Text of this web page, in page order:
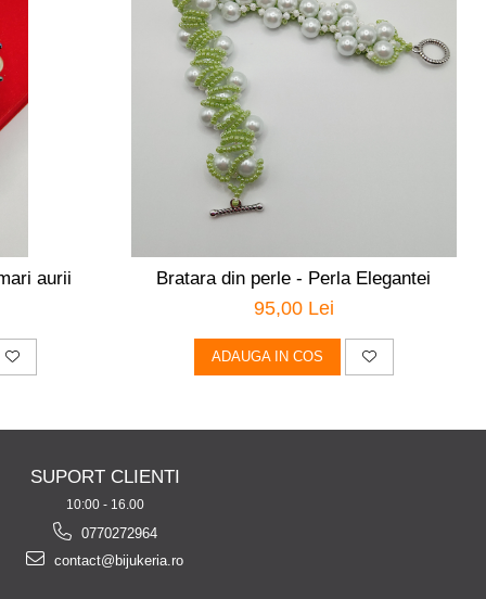
aurii Bratara din perle - Perla Elegantei
95,00 Lei
ADAUGA IN COS
SUPORT CLIENTI
10:00 - 16.00
0770272964
contact@bijukeria.ro